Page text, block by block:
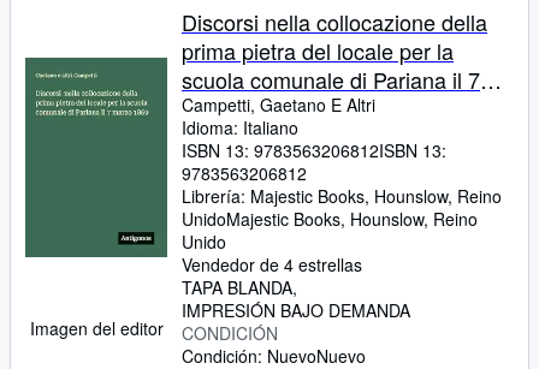
Imagen del editor
Discorsi nella collocazione della
prima pietra del locale per la
scuola comunale di Pariana il 7
marzo 1869 (Italian Edition)
Campetti, Gaetano E Altri
Idioma: Italiano
ISBN 13: 9783563206812ISBN 13:
9783563206812
Librería: Majestic Books, Hounslow, Reino
UnidoMajestic Books, Hounslow, Reino
Unido
Vendedor de 4 estrellas
TAPA BLANDA
IMPRESIÓN BAJO DEMANDA
CONDICIÓN
Condición: NuevoNuevo